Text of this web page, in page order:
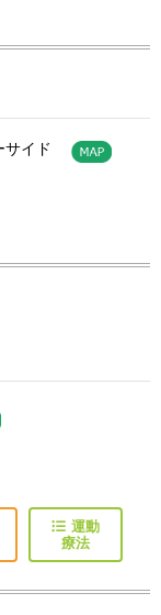
サイド
運動
療法